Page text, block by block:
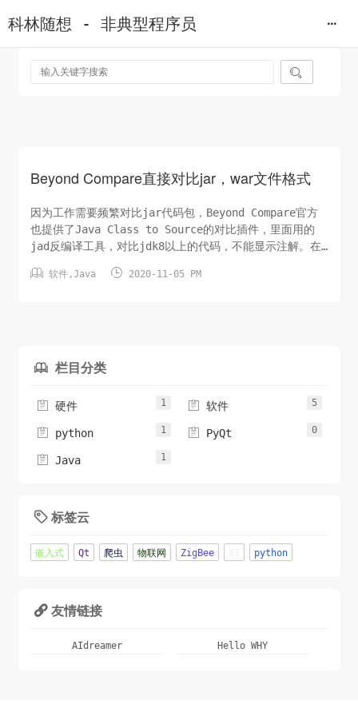
科林随想 - 非典型程序员

Beyond Compare直接对比jar，war文件格式
因为工作需要频繁对比jar代码包，Beyond Compare官方
也提供了Java Class to Source的对比插件，里面用的
jad反编译工具，对比jdk8以上的代码，不能显示注解。在
jd-core，procyon变现最好。我就自己手动写了一个对比
 软件,Java  2020-11-05 PM
 栏目分类
 硬件 1  软件 5
 python 1  PyQt 0
 Java 1
 标签云
嵌入式 Qt 爬虫 物联网 ZigBee python
 友情链接
AIdreamer Hello WHY